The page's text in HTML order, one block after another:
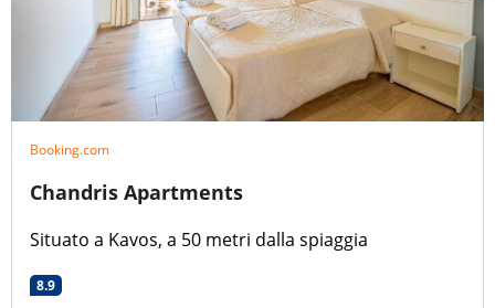
Booking.com
Chandris Apartments
Situato a Kavos, a 50 metri dalla spiaggia
8.9